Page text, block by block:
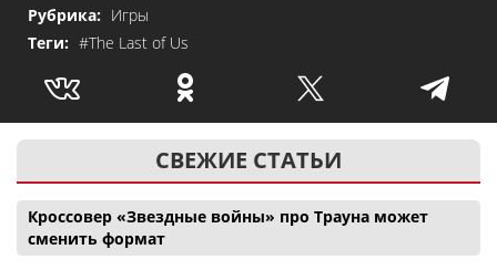
Рубрика: Игры
Теги: #The Last of Us
СВЕЖИЕ СТАТЬИ
Кроссовер «Звездные войны» про Трауна может
сменить формат